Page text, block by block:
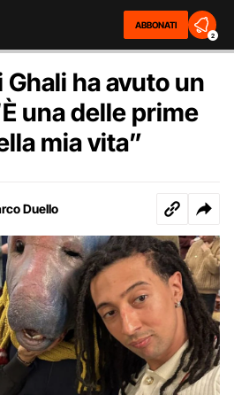
ABBONATI
2
Ghali ha avuto un
una delle prime
mia vita”
Duello